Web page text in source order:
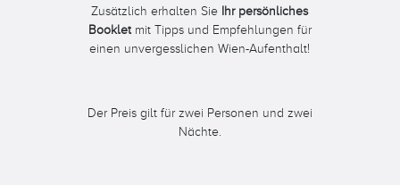
Zusätzlich erhalten Sie Ihr persönliches
Bookletmit Tipps und Empfehlungen für
einen unvergesslichen Wien-Aufenthalt!
Der Preis gilt für zwei Personen und zwei
Nächte.